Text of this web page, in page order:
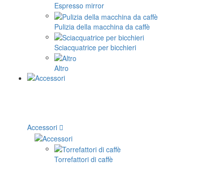
Espresso mirror
Pulizia della macchina da caffè
Sciacquatrice per bicchieri
Altro
Accessori
Torrefattori di caffè